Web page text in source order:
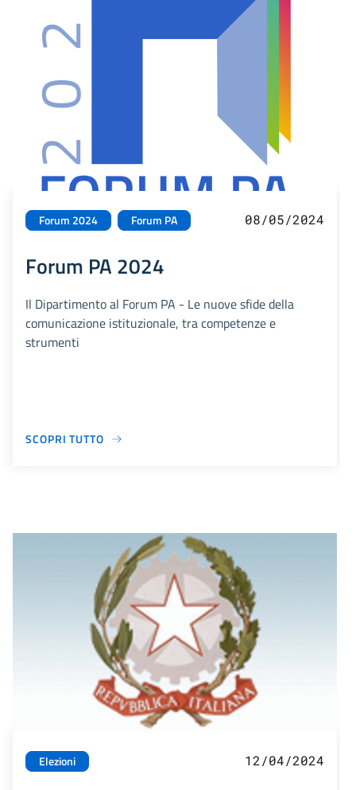
Forum 2024 Forum PA 08/05/2024
Forum PA 2024
Il Dipartimento al Forum PA - Le nuove sfide della
comunicazione istituzionale, tra competenze e
strumenti
SCOPRI TUTTO
Elezioni 12/04/2024